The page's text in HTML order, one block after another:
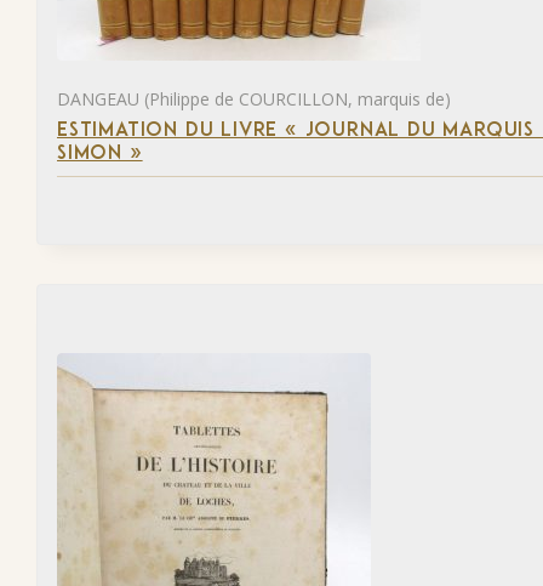
DANGEAU (Philippe de COURCILLON, marquis de)
ESTIMATION DU LIVRE « JOURNAL DU
SIMON »